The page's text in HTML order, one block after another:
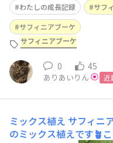
わたしの成長記録
サフ
サフィニアブーケ
サフィニアブーケ
0 45
ありあいりん 近
ミックス植え サフィニ
のミックス植えです🪴